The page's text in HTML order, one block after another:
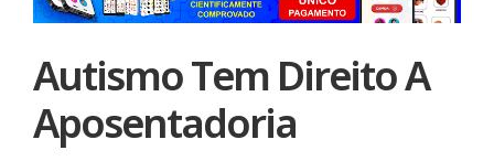
Autismo Tem Direito A
Aposentadoria